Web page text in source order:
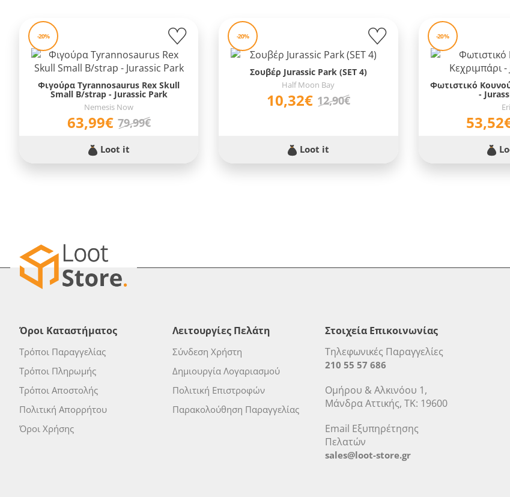
-20%
Φιγούρα Tyrannosaurus Rex Skull
Small B/strap - Jurassic Park
Nemesis Now
63,99€ 79,99€
Loot it
-20%
Σουβέρ Jurassic Park (SET 4)
Half Moon Bay
10,32€ 12,90€
Loot it
-20%
Φωτιστικό
-
Όροι Καταστήματος
Τρόποι Παραγγελίας
Τρόποι Πληρωμής
Τρόποι Αποστολής
Πολιτική Απορρήτου
Όροι Χρήσης
Λειτουργίες Πελάτη
Σύνδεση Χρήστη
Δημιουργία Λογαριασμού
Πολιτική Επιστροφών
Παρακολούθηση Παραγγελίας
Στοιχεία Επικοινωνίας
Τηλεφωνικές Παραγγελίες
210 55 57 686
Ομήρου & Αλκινόου 1,
Μάνδρα Αττικής, ΤΚ: 19600
Email Εξυπηρέτησης
Πελατών
sales@loot-store.gr